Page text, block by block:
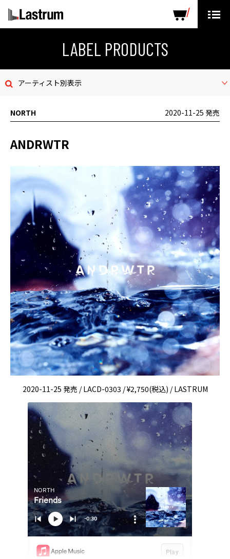
LABEL PRODUCTS
お問い合わせ
デモテープ
プライバシーポリシー
ENGLISH PAGE
LABEL PRODUCTS
アーティスト別表示
NORTH 2020-11-25 発売
ANDRWTR
2020-11-25 発売 / LACD-0303 / ¥2,750(税込) / LASTRUM